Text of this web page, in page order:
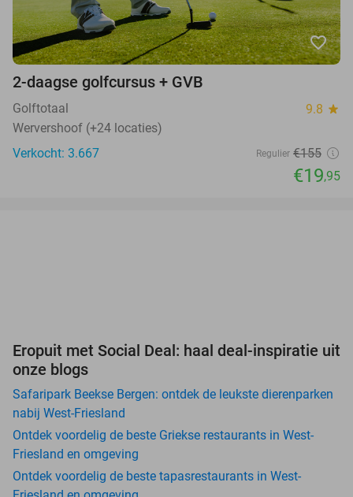
favorite_border
2-daagse golfcursus + GVB
Golftotaal 9.8 star
Wervershoof (+24 locaties)
Verkocht: 3.667
Regulier €155
€19,95
Eropuit met Social Deal: haal deal-inspiratie uit
onze blogs
Safaripark Beekse Bergen: ontdek de leukste dierenparken
nabij West-Friesland
Ontdek voordelig de beste Griekse restaurants in West-
Friesland en omgeving
Ontdek voordelig de beste tapasrestaurants in West-